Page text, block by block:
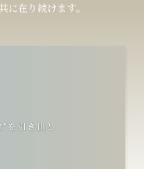
に在 り 続けま す。